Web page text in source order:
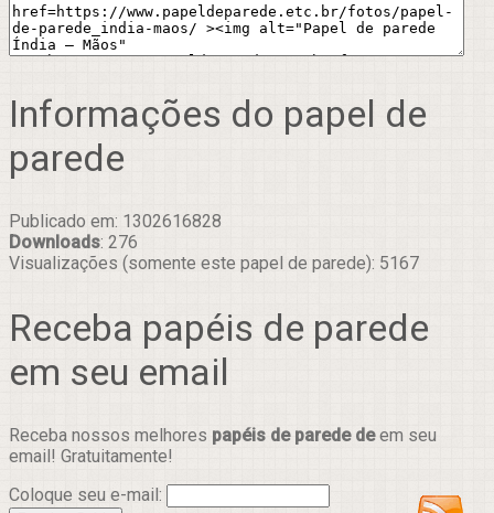
Informações do papel de
parede
Publicado em: 1302616828
Downloads: 276
Visualizações (somente este papel de parede): 5167
Receba papéis de parede
em seu email
Receba nossos melhores papéis de parede deem seu
email! Gratuitamente!
Coloque seu e-mail: